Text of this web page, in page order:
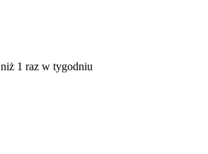
niż 1 raz w tygodniu